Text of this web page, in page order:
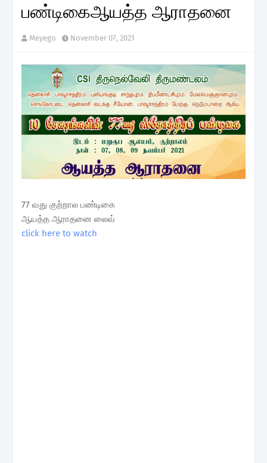
பண்டிகைஆயத்த ஆராதனை
Meyego November 07, 2021
77 வது குற்றால பண்டிகை
ஆயத்த ஆராதனை லைவ்
click here to watch